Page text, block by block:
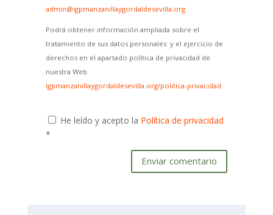
admin@igpmanzanillaygordaldesevilla.org
Podrá obtener información ampliada sobre el
tratamiento de sus datos personales y el ejercicio de
derechos en el apartado política de privacidad de
nuestra Web
igpmanzanillaygordaldesevilla.org/politica-privacidad
He leído y acepto la Política de privacidad
*
Enviar comentario